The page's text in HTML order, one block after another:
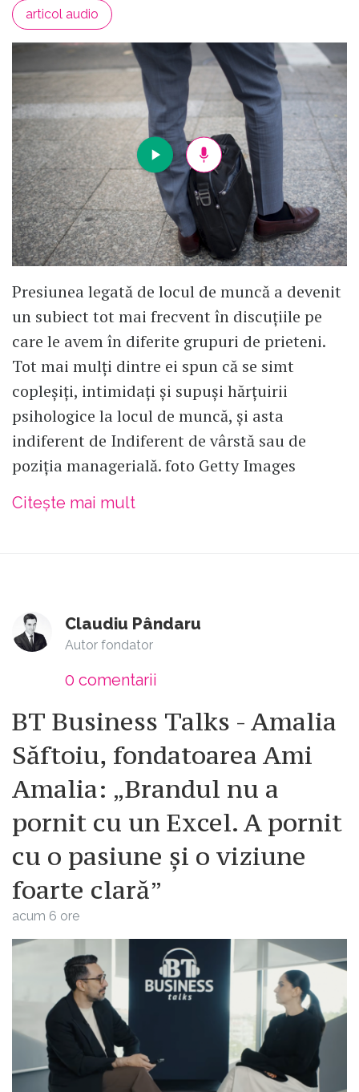
articol audio
Presiunea legată de locul de muncă a devenit
un subiect tot mai frecvent în discuțiile pe
care le avem în diferite grupuri de prieteni.
Tot mai mulți dintre ei spun că se simt
copleșiți, intimidați și supuși hărțuirii
psihologice la locul de muncă, și asta
indiferent de Indiferent de vârstă sau de
poziția managerială. foto Getty Images
Citește mai mult
Claudiu Pândaru
Autor fondator
0 comentarii
BT Business Talks - Amalia
Săftoiu, fondatoarea Ami
Amalia: „Brandul nu a
pornit cu un Excel. A pornit
cu o pasiune și o viziune
foarte clară”
acum 6 ore